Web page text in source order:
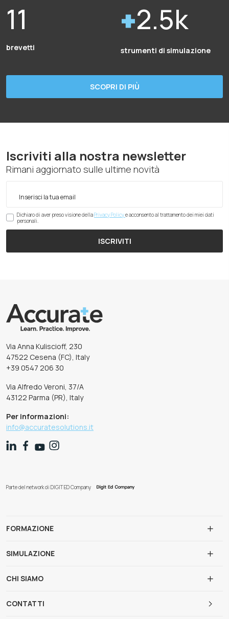
11
brevetti
2.5k
strumenti di simulazione
SCOPRI DI PIÙ
Iscriviti alla nostra newsletter
Rimani aggiornato sulle ultime novità
Dichiaro di aver preso visione dellaPrivacy Policye acconsento al trattamento dei miei dati
personali.
ISCRIVITI
Via Anna Kuliscioff, 230
47522 Cesena (FC), Italy
+39 0547 206 30
Via Alfredo Veroni, 37/A
43122 Parma (PR), Italy
Per informazioni:
info@accuratesolutions.it
Parte del network di DIGIT ED Company
FORMAZIONE
SIMULAZIONE
CHI SIAMO
CONTATTI